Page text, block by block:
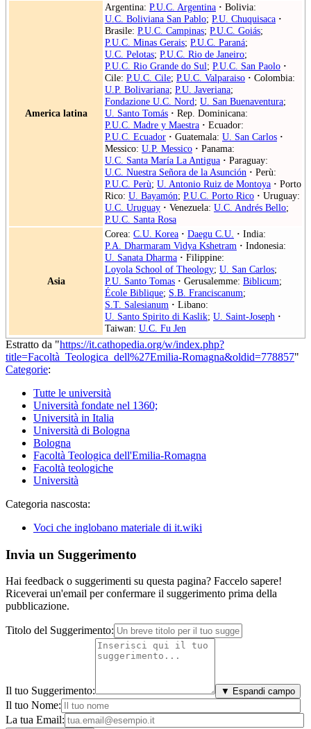
America latina
Argentina: P.U.C. Argentina · Bolivia:
U.C. Boliviana San Pablo; P.U. Chuquisaca ·
Brasile: P.U.C. Campinas; P.U.C. Goiás;
P.U.C. Minas Gerais; P.U.C. Paraná;
U.C. Pelotas; P.U.C. Rio de Janeiro;
P.U.C. Rio Grande do Sul; P.U.C. San Paolo ·
Cile: P.U.C. Cile; P.U.C. Valparaiso · Colombia:
U.P. Bolivariana; P.U. Javeriana;
Fondazione U.C. Nord; U. San Buenaventura;
U. Santo Tomás · Rep. Dominicana:
P.U.C. Madre y Maestra · Ecuador:
P.U.C. Ecuador · Guatemala: U. San Carlos ·
Messico: U.P. Messico · Panama:
U.C. Santa María La Antigua · Paraguay:
U.C. Nuestra Señora de la Asunción · Perù:
P.U.C. Perù; U. Antonio Ruiz de Montoya · Porto
Rico: U. Bayamón; P.U.C. Porto Rico · Uruguay:
U.C. Uruguay · Venezuela: U.C. Andrés Bello;
P.U.C. Santa Rosa
Asia
Corea: C.U. Korea · Daegu C.U. · India:
P.A. Dharmaram Vidya Kshetram · Indonesia:
U. Sanata Dharma · Filippine:
Loyola School of Theology; U. San Carlos;
P.U. Santo Tomas · Gerusalemme: Biblicum;
École Biblique; S.B. Franciscanum;
S.T. Salesianum · Libano:
U. Santo Spirito di Kaslik; U. Saint-Joseph ·
Taiwan: U.C. Fu Jen
Estratto da "https://it.cathopedia.org/w/index.php?
title=Facoltà_Teologica_dell%27Emilia-Romagna&oldid=778857"
Categorie:
Tutte le università
Università fondate nel 1360;
Università in Italia
Università di Bologna
Bologna
Facoltà Teologica dell'Emilia-Romagna
Facoltà teologiche
Università
Categoria nascosta:
Voci che inglobano materiale di it.wiki
Invia un Suggerimento
Hai feedback o suggerimenti su questa pagina? Faccelo sapere!
Riceverai un'email per confermare il suggerimento prima della
pubblicazione.
Titolo del Suggerimento:
Il tuo Suggerimento: ▼ Espandi campo
Il tuo Nome:
La tua Email: